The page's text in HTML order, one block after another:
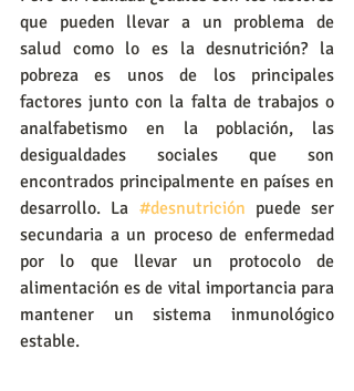
que pueden llevar a un problema de
salud como lo es la desnutrición? la
pobreza es unos de los principales
factores junto con la falta de trabajos o
analfabetismo en la población, las
desigualdades sociales que son
encontrados principalmente en países en
desarrollo. La #desnutrición puede ser
secundaria a un proceso de enfermedad
por lo que llevar un protocolo de
alimentación es de vital importancia para
mantener un sistema inmunológico
estable.